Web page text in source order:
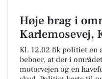
Høje brag i
Karlemosevej,
Kl. 12.02 fik politiet en
beboer, at der i
motorvejen og en